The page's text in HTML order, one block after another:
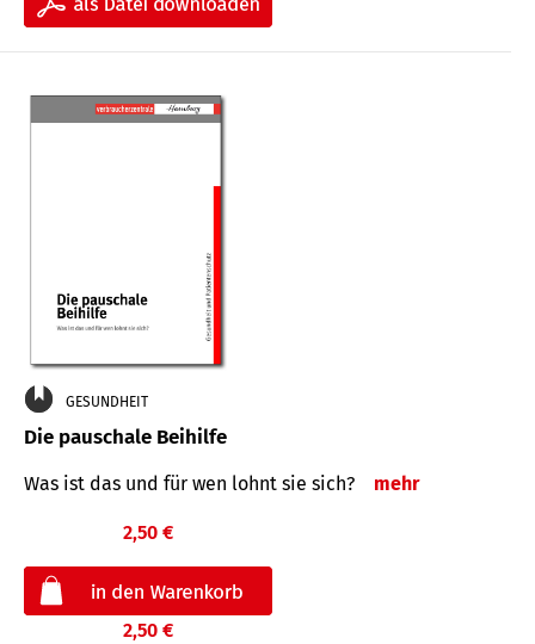
GESUNDHEIT
Die pauschale Beihilfe
Was ist das und für wen lohnt sie sich? mehr
2,50 €
2,50 €